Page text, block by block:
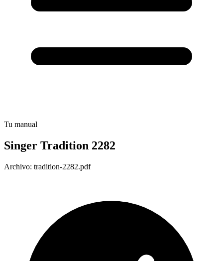
Tu manual
Singer Tradition 2282
Archivo: tradition-2282.pdf